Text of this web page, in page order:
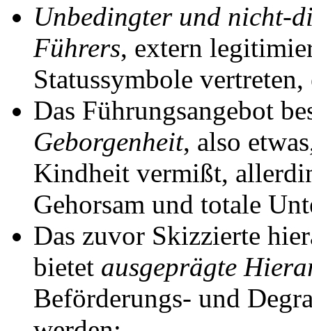
Unbedingter und nicht-
Führers, extern
Statussymbole
Das Führungsangebot
Geborgenheit, also
Kindheit vermißt,
Gehorsam und totale
Das zuvor Skizzierte
bietet ausgeprägte
Beförderungs- und